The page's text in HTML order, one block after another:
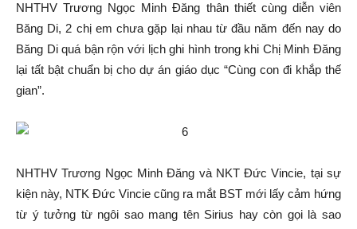
NHTHV Trương Ngọc Minh Đăng thân thiết cùng diễn viên
Băng Di, 2 chị em chưa gặp lại nhau từ đầu năm đến nay do
Băng Di quá bận rộn với lịch ghi hình trong khi Chị Minh Đăng
lại tất bật chuẩn bị cho dự án giáo dục “Cùng con đi khắp thế
gian”.
NHTHV Trương Ngọc Minh Đăng và NKT Đức Vincie, tại sự
kiện này, NTK Đức Vincie cũng ra mắt BST mới lấy cảm hứng
từ ý tưởng từ ngôi sao mang tên Sirius hay còn gọi là sao